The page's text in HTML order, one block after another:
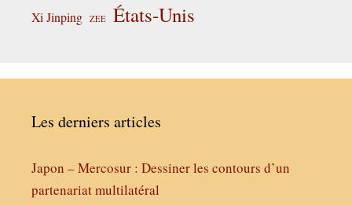
Xi Jinping ZEE États-Unis
Les derniers articles
Japon – Mercosur : Dessiner les contours d’un
partenariat multilatéral